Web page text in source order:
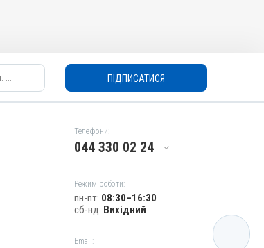
ПІДПИСАТИСЯ
Телефони:
044 330 02 24
Режим роботи:
пн-пт: 08:30–16:30
сб-нд: Вихідний
Email:
КАТАЛОГ